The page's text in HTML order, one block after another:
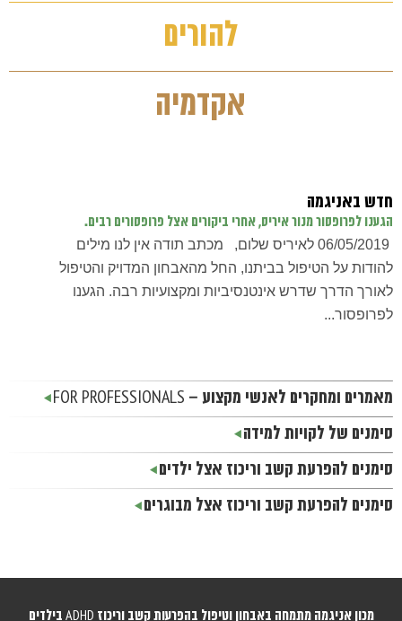
להורים
אקדמיה
חדש באניגמה
הגענו לפרופסור מנור איריס, אחרי ביקורים אצל פרופסורים רבים.
06/05/2019 לאיריס שלום, מכתב תודה אין לנו מילים
להודות על הטיפול בביתנו, החל מהאבחון המדויק והטיפול
לאורך הדרך שדרש אינטנסיביות ומקצועיות רבה. הגענו
לפרופסור...
מאמרים ומחקרים לאנשי מקצוע – FOR PROFESSIONALS
סימנים של לקויות למידה
סימנים להפרעת קשב וריכוז אצל ילדים
סימנים להפרעת קשב וריכוז אצל מבוגרים
מכון אניגמה מתמחה באבחון וטיפול בהפרעות קשב וריכוז ADHD בילדים